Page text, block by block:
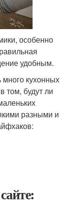
особенно
удобным.
кухонных
том, будут ли
разными и